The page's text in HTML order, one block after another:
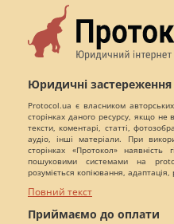
Юридичні застереження
Protocol.ua є власником
сторінках даного ресурсу, якщо не
тексти, коментарі, статті,
аудіо, інші матеріали. При
сторінках «Протокол» наявність
пошуковими системами на
розуміється копіювання,
Повний текст
Приймаємо до оплати